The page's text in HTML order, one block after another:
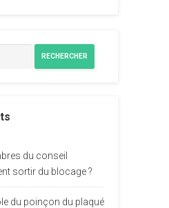
RECHERCHER
du conseil
sortir du blocage ?
du poinçon du plaqué